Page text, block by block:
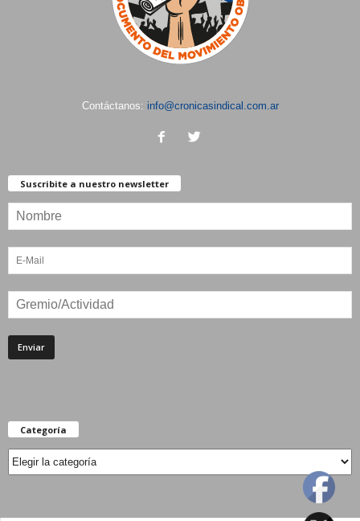
Contáctanos: info@cronicasindical.com.ar
Suscribite a nuestro newsletter
Categoría
Categoría